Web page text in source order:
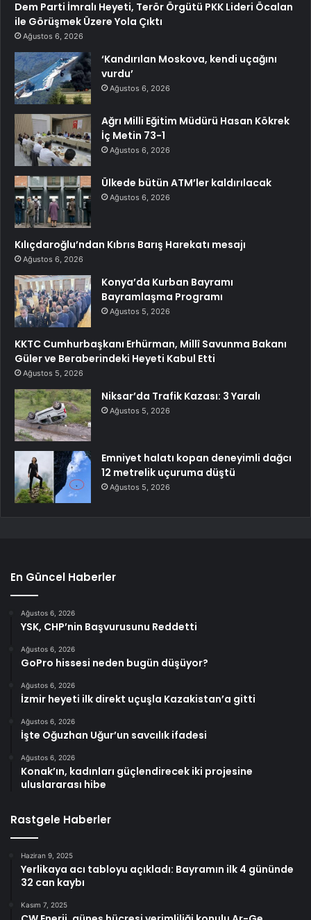
Dem Parti İmralı Heyeti, Terör Örgütü PKK Lideri Öcalan
ile Görüşmek Üzere Yola Çıktı
Ağustos 6, 2026
‘Kandırılan Moskova, kendi uçağını
vurdu’
Ağustos 6, 2026
Ağrı Milli Eğitim Müdürü Hasan Kökrek
İç Metin 73-1
Ağustos 6, 2026
Ülkede bütün ATM’ler kaldırılacak
Ağustos 6, 2026
Kılıçdaroğlu’ndan Kıbrıs Barış Harekatı mesajı
Ağustos 6, 2026
Konya’da Kurban Bayramı
Bayramlaşma Programı
Ağustos 5, 2026
KKTC Cumhurbaşkanı Erhürman, Millî Savunma Bakanı
Güler ve Beraberindeki Heyeti Kabul Etti
Ağustos 5, 2026
Niksar’da Trafik Kazası: 3 Yaralı
Ağustos 5, 2026
Emniyet halatı kopan deneyimli dağcı
12 metrelik uçuruma düştü
Ağustos 5, 2026
En Güncel Haberler
Ağustos 6, 2026
YSK, CHP’nin Başvurusunu Reddetti
Ağustos 6, 2026
GoPro hissesi neden bugün düşüyor?
Ağustos 6, 2026
İzmir heyeti ilk direkt uçuşla Kazakistan’a gitti
Ağustos 6, 2026
İşte Oğuzhan Uğur’un savcılık ifadesi
Ağustos 6, 2026
Konak’ın, kadınları güçlendirecek iki projesine
uluslararası hibe
Rastgele Haberler
Haziran 9, 2025
Yerlikaya acı tabloyu açıkladı: Bayramın ilk 4 gününde
32 can kaybı
Kasım 7, 2025